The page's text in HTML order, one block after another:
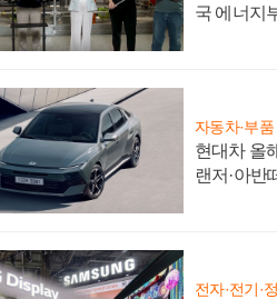
국 에너지
자동차·부품
현대차 올
랜저·아반
전자·전기·